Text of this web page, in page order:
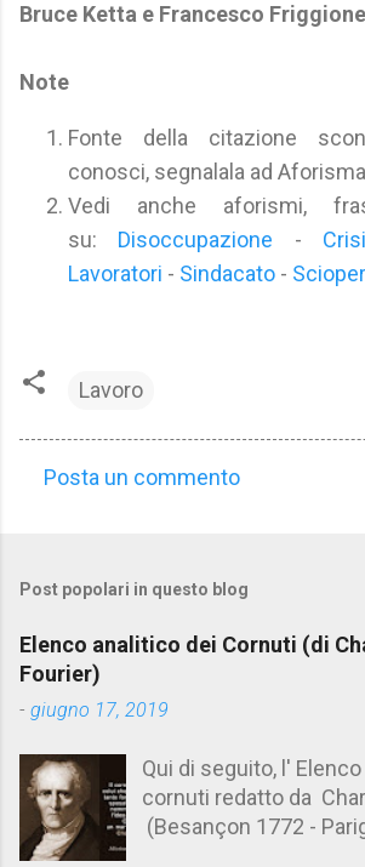
Bruce Ketta e Francesco Friggione
Note
Fonte della citazione
conosci, segnalala ad
Vedi anche aforismi,
su: Disoccupazione -
Lavoratori - Sindacato -
Lavoro
m
e
n
t
Posta un commento
Post popolari in questo blog
Elenco analitico dei Cornuti (di
Fourier)
- giugno 17, 2019
Qui di seguito, l'
cornuti redatto da
(Besançon 1772 -